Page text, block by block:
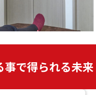
で得られる未来